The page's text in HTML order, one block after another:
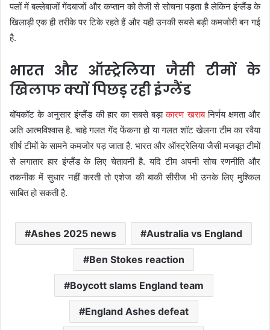
पलों में बल्लेबाजों गेंदबाजों और कप्तान को तेजी से सोचना पड़ता है लेकिन इंग्लैंड के
खिलाड़ी एक ही तरीके पर टिके रहते हैं और यही उनकी सबसे बड़ी कमजोरी बन गई
है.
भारत और ऑस्ट्रेलिया जैसी टीमों के
खिलाफ क्यों पिछड़ रही इंग्लैंड
बॉयकॉट के अनुसार इंग्लैंड की हार का सबसे बड़ाकारण खराबनिर्णय क्षमता और
अति आत्मविश्वास है. चाहे गलत गेंद फेंकना हो या गलत शॉट खेलना टीम का रवैया
शीर्ष टीमों के सामने कमजोर पड़ जाता है. भारत और ऑस्ट्रेलिया जैसी मजबूत टीमों
से लगातार हार इंग्लैंड के लिए चेतावनी है. यदि टीम अपनी सोच रणनीति और
तकनीक में सुधार नहीं करती तो एशेज की बाकी सीरीज भी उनके लिए मुश्किल
साबित हो सकती है.
Ashes 2025 news Australia vs England
Ben Stokes reaction
Boycott slams England team
England Ashes defeat